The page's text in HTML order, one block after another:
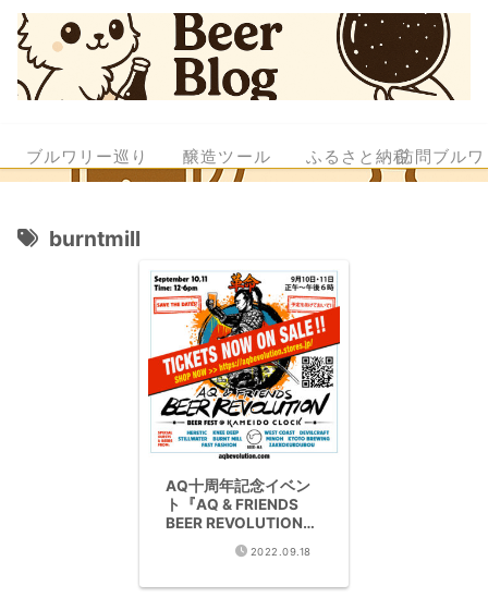
ブルワリー巡り 醸造ツール ふるさと納税訪問ブル
burntmill
AQ十周年記念イベン
ト『AQ & FRIENDS
BEER REVOLUTION』
完全レポート – 海外ブ
ルワーとの交流と極上
2022.09.18